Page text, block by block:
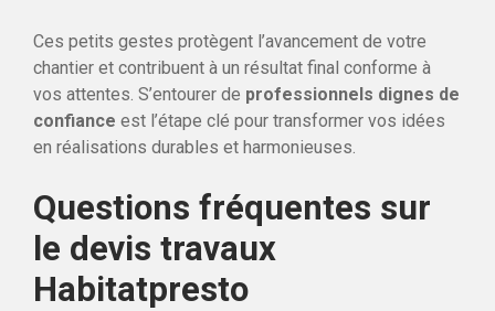
Ces petits gestes protègent l’avancement de votre
chantier et contribuent à un résultat final conforme à
vos attentes. S’entourer de professionnels dignes de
confiance est l’étape clé pour transformer vos idées
en réalisations durables et harmonieuses.
Questions fréquentes sur
le devis travaux
Habitatpresto